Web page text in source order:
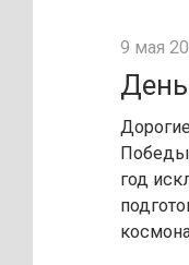
9 мая
Победы
год